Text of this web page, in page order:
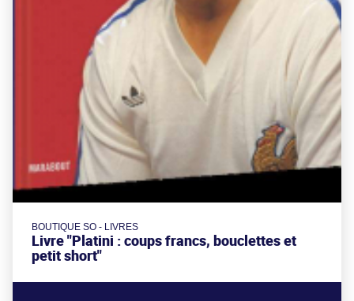
BOUTIQUE SO - LIVRES
Livre "Platini : coups francs, bouclettes et
petit short"